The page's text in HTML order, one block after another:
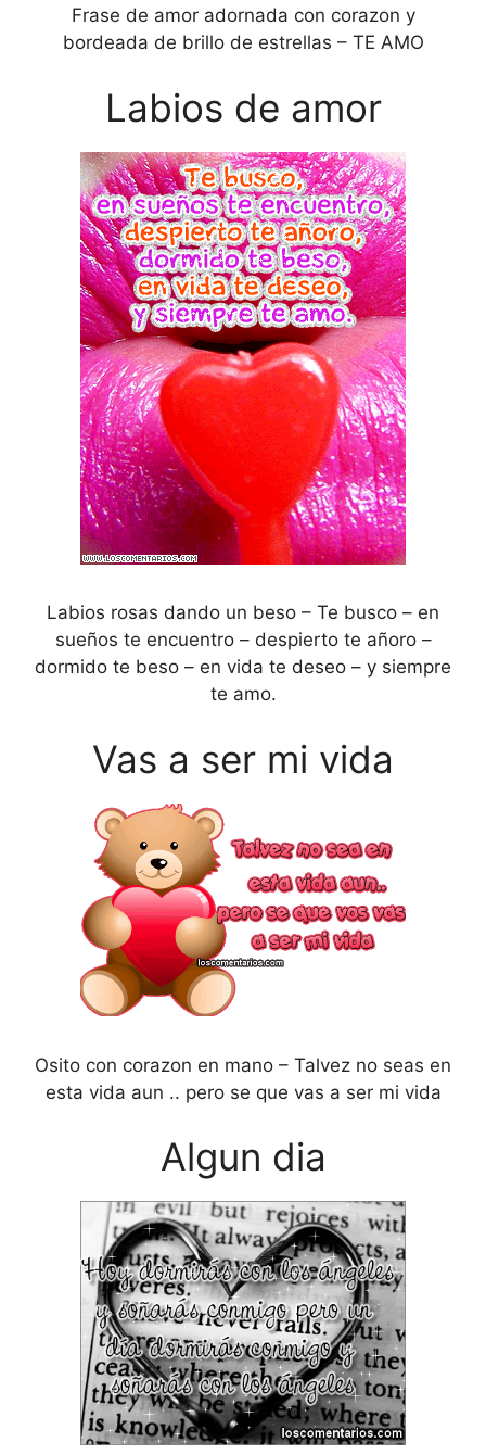
Frase de amor adornada con corazon y
bordeada de brillo de estrellas – TE AMO
Labios de amor
Labios rosas dando un beso – Te busco – en
sueños te encuentro – despierto te añoro –
dormido te beso – en vida te deseo – y siempre
te amo.
Vas a ser mi vida
Osito con corazon en mano – Talvez no seas en
esta vida aun .. pero se que vas a ser mi vida
Algun dia